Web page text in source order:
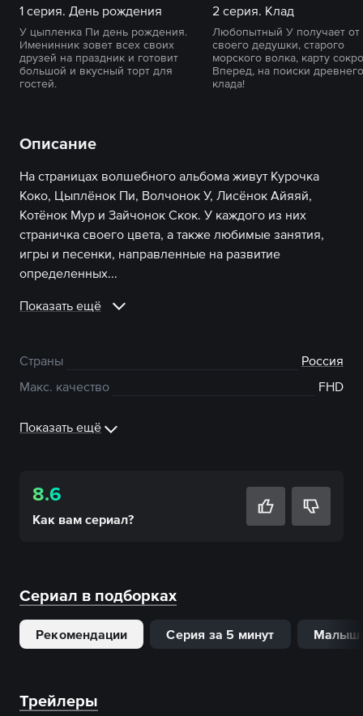
1 серия. День рождения
У цыпленка Пи день рождения.
Именинник зовет всех своих
друзей на праздник и готовит
большой и вкусный торт для
гостей.
2 серия. Клад
Любопытный У получает от
своего дедушки, старого
морского волка, карту
Вперед, на поиски древнего
клада!
Описание
На страницах волшебного альбома живут Курочка
Коко, Цыплёнок Пи, Волчонок У, Лисёнок Айяяй,
Котёнок Мур и Зайчонок Скок. У каждого из них
страничка своего цвета, а также любимые занятия,
игры и песенки, направленные на развитие
определенных...
Показать ещё
Страны
Россия
Макс. качество
FHD
Показать ещё
8.6
Как вам сериал?
Сериал в подборках
Рекомендации Серия за 5 минут
Трейлеры